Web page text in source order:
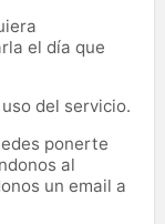
el día que
del servicio.
ponerte
al
un email a